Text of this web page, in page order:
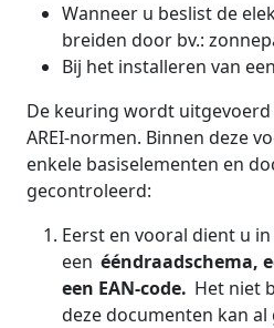
Wanneer u beslist de
breiden door bv.:
Bij het installeren van een
De keuring wordt
AREI-normen. Binnen deze
enkele basiselementen en
gecontroleerd:
Eerst en vooral dient u
een ééndraadschema,
een EAN-code. Het niet
deze documenten kan